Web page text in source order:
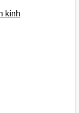
kính